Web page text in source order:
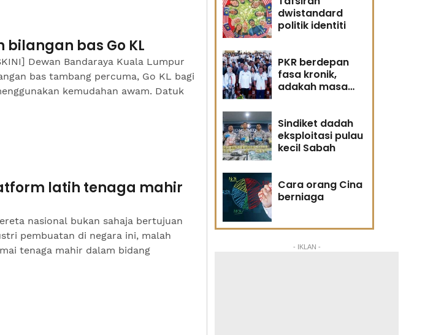
bilangan bas Go KL
Dewan Bandaraya Kuala Lumpur
bas tambang percuma, Go KL bagi
kemudahan awam. Datuk
latih tenaga mahir
nasional bukan sahaja bertujuan
pembuatan di negara ini, malah
tenaga mahir dalam bidang
dwistandard
politik identiti
PKR berdepan
fasa kronik,
adakah masa
Sindiket dadah
eksploitasi pulau
kecil Sabah
Cara orang Cina
berniaga
- IKLAN -